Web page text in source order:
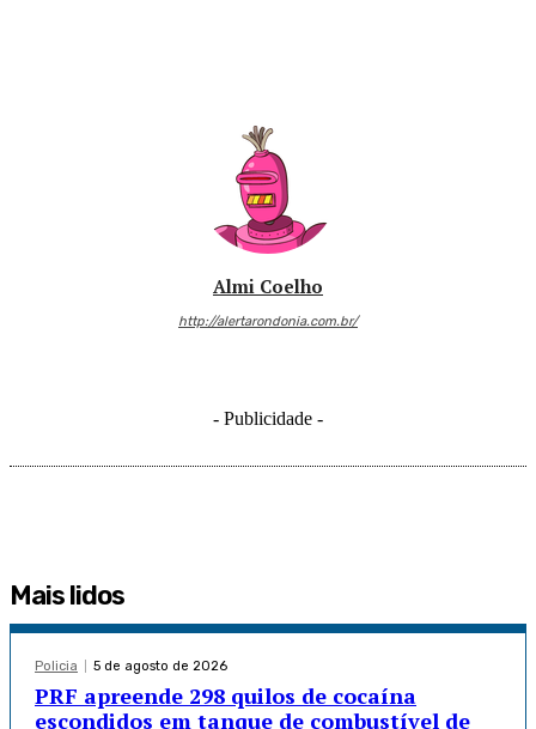
Almi Coelho
http://alertarondonia.com.br/
- Publicidade -
Mais lidos
Policia 5 de agosto de 2026
PRF apreende 298 quilos de cocaína
escondidos em tanque de combustível de